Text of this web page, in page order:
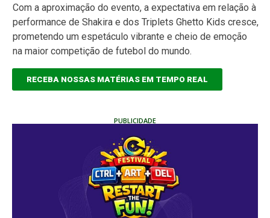
Com a aproximação do evento, a expectativa em relação à
performance de Shakira e dos Triplets Ghetto Kids cresce,
prometendo um espetáculo vibrante e cheio de emoção
na maior competição de futebol do mundo.
RECEBA NOSSAS MATÉRIAS EM TEMPO REAL
PUBLICIDADE